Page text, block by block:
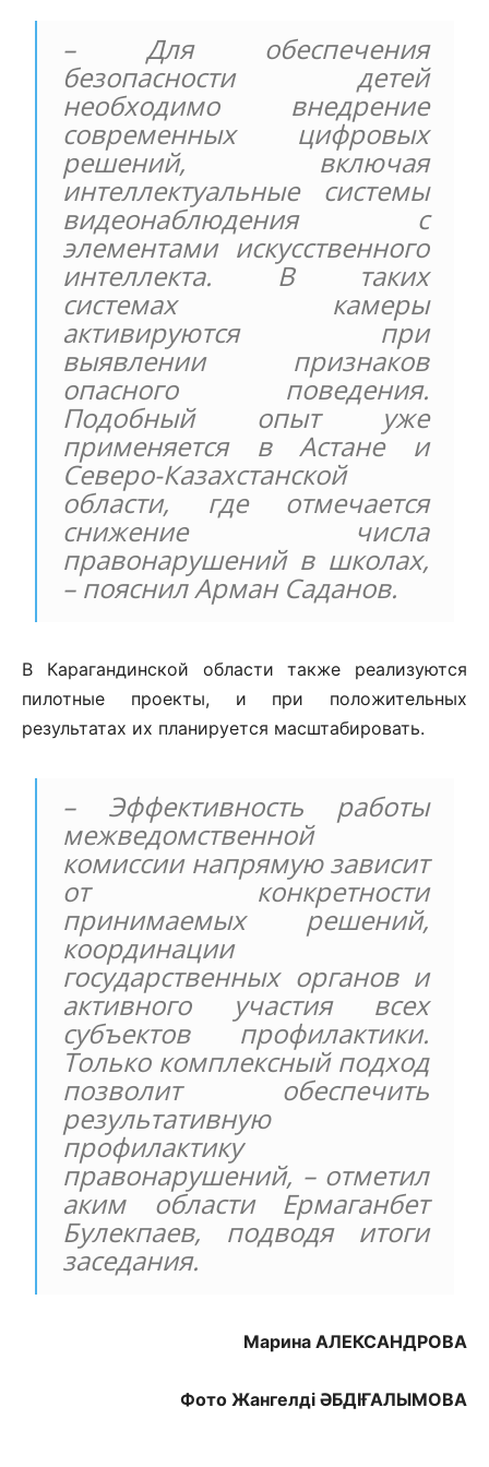
– Для обеспечения
безопасности детей
необходимо внедрение
современных цифровых
решений, включая
интеллектуальные системы
видеонаблюдения с
элементами искусственного
интеллекта. В таких
системах камеры
активируются при
выявлении признаков
опасного поведения.
Подобный опыт уже
применяется в Астане и
Северо-Казахстанской
области, где отмечается
снижение числа
правонарушений в школах,
– пояснил Арман Саданов.
В Карагандинской области также реализуются
пилотные проекты, и при положительных
результатах их планируется масштабировать.
– Эффективность работы
межведомственной
комиссии напрямую зависит
от конкретности
принимаемых решений,
координации
государственных органов и
активного участия всех
субъектов профилактики.
Только комплексный подход
позволит обеспечить
результативную
профилактику
правонарушений, – отметил
аким области Ермаганбет
Булекпаев, подводя итоги
заседания.
Марина АЛЕКСАНДРОВА
Фото Жангелдi ӘБДІҒАЛЫМОВА